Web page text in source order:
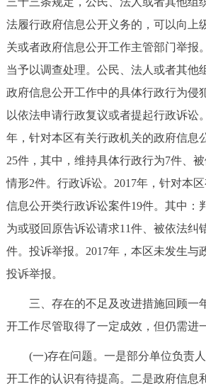
法履行政府信息公开义务的，可以向上
关或者政府信息公开工作主管部门举报
当予以调查处理。公民、法人或者其他
政府信息公开工作中的具体行政行为侵
以依法申请行政复议或者提起行政诉讼
年，针对本区有关行政机关的政府信息
25件，其中，维持具体行政行为7件、
情形2件。行政诉讼。2017年，针对本
信息公开类行政诉讼案件19件。其中：
为或驳回原告诉讼请求11件、被依法纠
件。投诉举报。2017年，本区未发生与
投诉举报。
三、存在的不足及改进措施回顾一
开工作尽管取得了一定成效，但仍需进
(一)存在问题。一是部分单位负责人
开工作的认识有待提高。二是政府信息